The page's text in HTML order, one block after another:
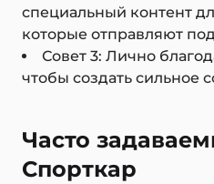
специальный контент
которые отправляют
Совет 3: Лично
чтобы создать сильное
Часто
Спорткар